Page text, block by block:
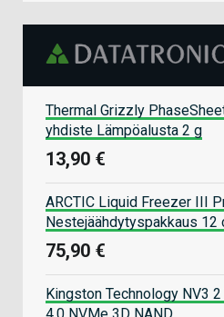
Thermal Grizzly
yhdiste Lämpöalusta 2 g
13,90 €
ARCTIC Liquid Freezer III
Nestejäähdytyspakkaus 12
75,90 €
Kingston Technology NV3